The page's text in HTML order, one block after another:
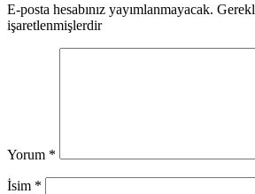
E-posta hesabınız yayımlanmayacak.
işaretlenmişlerdir
Yorum *
İsim *